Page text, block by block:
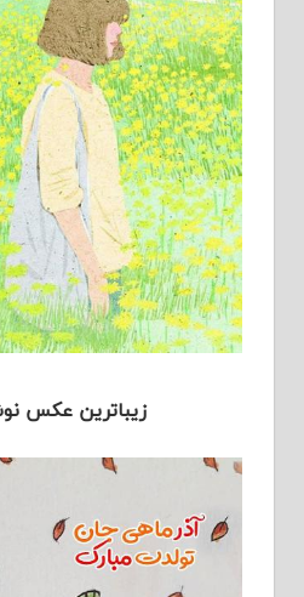
زیباترین عکس